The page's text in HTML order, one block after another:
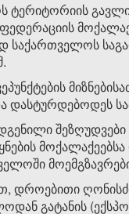
ტერიტორიის
ფედერაციის
საქართველოს
ქვეპუნქტების
დასტურდებოდეს
დროებითი
გატანის